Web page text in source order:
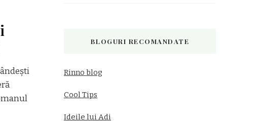
BLOGURI RECOMANDATE
Rinno blog
Cool Tips
Ideile lui Adi